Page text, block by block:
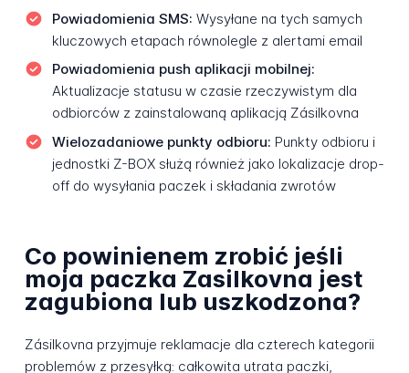
Powiadomienia SMS: Wysyłane na tych samych
kluczowych etapach równolegle z alertami email
Powiadomienia push aplikacji mobilnej:
Aktualizacje statusu w czasie rzeczywistym dla
odbiorców z zainstalowaną aplikacją Zásilkovna
Wielozadaniowe punkty odbioru: Punkty odbioru i
jednostki Z-BOX służą również jako lokalizacje drop-
off do wysyłania paczek i składania zwrotów
Co powinienem zrobić jeśli
moja paczka Zasilkovna jest
zagubiona lub uszkodzona?
Zásilkovna przyjmuje reklamacje dla czterech kategorii
problemów z przesyłką: całkowita utrata paczki,